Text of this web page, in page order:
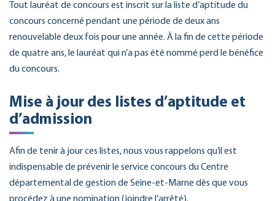
Tout lauréat de concours est inscrit sur la liste d’aptitude du
concours concerné pendant une période de deux ans
renouvelable deux fois pour une année. À la fin de cette période
de quatre ans, le lauréat qui n’a pas été nommé perd le bénéfice
du concours.
Mise à jour des listes d’aptitude et
d’admission
Afin de tenir à jour ces listes, nous vous rappelons qu’il est
indispensable de prévenir le service concours du Centre
départemental de gestion de Seine-et-Marne dès que vous
procédez à une nomination (joindre l’arrêté).